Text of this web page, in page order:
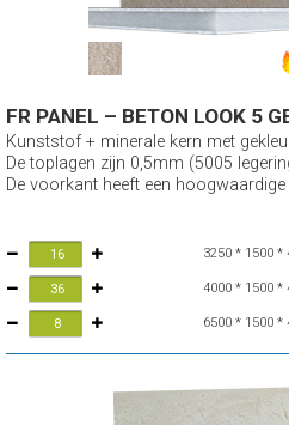
FR PANEL – BETON LOOK 5
Kunststof + minerale kern met
De toplagen zijn 0,5mm (5005
De voorkant heeft een hoogwaardige
3250 * 1500 *
4000 * 1500 *
6500 * 1500 *